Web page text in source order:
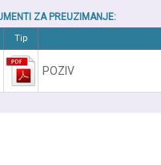
ZA PREUZIMANJE:
Tip
POZIV